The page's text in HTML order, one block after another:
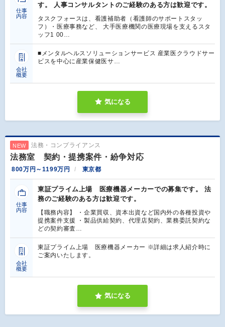
仕事
内容
す。 人事コンサルタントのご経験のある方は歓迎です。
タスクフォースは、看護補助者（看護師のサポートスタッ
フ）・医療事務など、 大手医療機関の医療現場を支えるスタ
ッフ1 00…
会社
概要
■メンタルヘルスソリューションサービス 産業医クラウドサー
ビスを中心に産業保健医サ…
気になる
NEW 法務・コンプライアンス
法務室 契約・提携案件・紛争対応
800万円～1199万円 東京都
仕事
内容
東証プライム上場 医療機器メーカーでの募集です。 法
務のご経験のある方は歓迎です。
【職務内容】 ・企業買収、資本出資など国内外の各種投資や
提携案件支援 ・製品供給契約、代理店契約、業務委託契約な
どの契約審査…
会社
概要
東証プライム上場 医療機器メーカー ※詳細は求人紹介時に
ご案内いたします。
気になる